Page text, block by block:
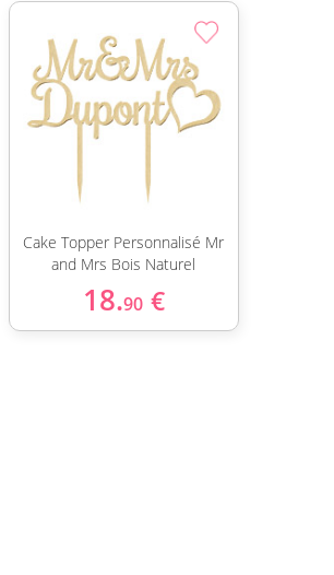
Cake Topper Personnalisé Mr
and Mrs Bois Naturel
18.90 €